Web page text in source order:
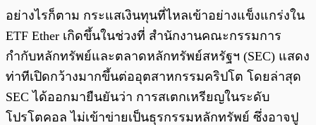
อย่างไรก็ตาม กระแสเงินทุนที่ไหลเข้าอย่างแข็งแกร่งใน
ETF Ether เกิดขึ้นในช่วงที่ สำนักงานคณะกรรมการ
กำกับหลักทรัพย์และตลาดหลักทรัพย์สหรัฐฯ (SEC) แสดง
ท่าทีเปิดกว้างมากขึ้นต่ออุตสาหกรรมคริปโต โดยล่าสุด
SEC ได้ออกมายืนยันว่า การสเตกเหรียญในระดับ
โปรโตคอล ไม่เข้าข่ายเป็นธุรกรรมหลักทรัพย์ ซึ่งอาจปู